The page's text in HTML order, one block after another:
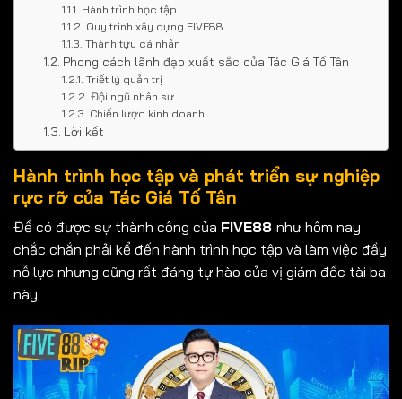
Hành trình học tập
Quy trình xây dựng FIVE88
Thành tựu cá nhân
Phong cách lãnh đạo xuất sắc của Tác Giá Tố Tân
Triết lý quản trị
Đội ngũ nhân sự
Chiến lược kinh doanh
Lời kết
Hành trình học tập và phát triển sự nghiệp
rực rỡ của Tác Giá Tố Tân
Để có được sự thành công của FIVE88 như hôm nay
chắc chắn phải kể đến hành trình học tập và làm việc đầy
nỗ lực nhưng cũng rất đáng tự hào của vị giám đốc tài ba
này.